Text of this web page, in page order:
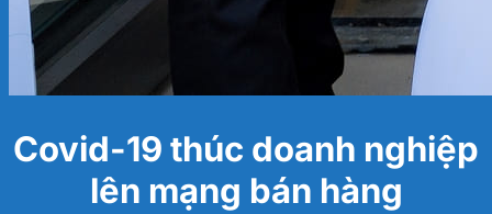
Covid-19 thúc doanh nghiệp
lên mạng bán hàng